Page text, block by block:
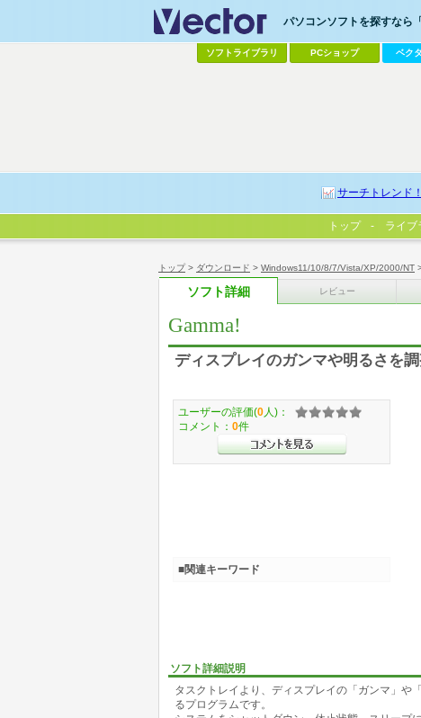
トップ> ダウンロード > Windows11/10/8/7/Vista/XP/2000/NT
ソフト詳細 レビュー
Gamma!
ディスプレイのガンマや明るさを
ソフト詳細説明
タスクトレイより、ディスプレイの「ガンマ」や
るプログラムです。
ユーザーの評価(0 人)：
コメント： 0件
■関連キーワード
パソコンソフトを探すなら
ソフトライブラリ PCショップ ベク
サーチトレンド！
トップ ライブ